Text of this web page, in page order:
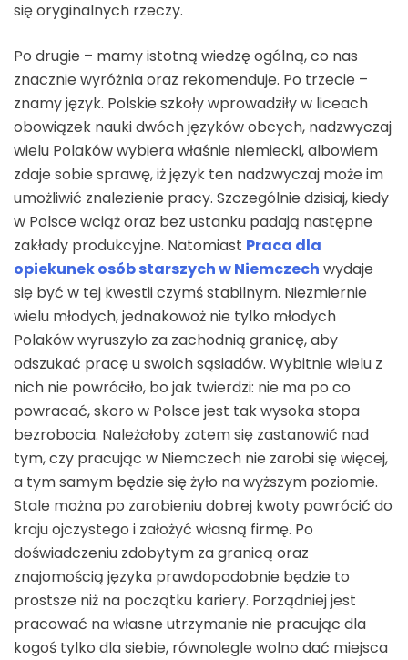
się oryginalnych rzeczy.
Po drugie – mamy istotną wiedzę ogólną, co nas
znacznie wyróżnia oraz rekomenduje. Po trzecie –
znamy język. Polskie szkoły wprowadziły w liceach
obowiązek nauki dwóch języków obcych, nadzwyczaj
wielu Polaków wybiera właśnie niemiecki, albowiem
zdaje sobie sprawę, iż język ten nadzwyczaj może im
umożliwić znalezienie pracy. Szczególnie dzisiaj, kiedy
w Polsce wciąż oraz bez ustanku padają następne
zakłady produkcyjne. Natomiast Praca dla
opiekunek osób starszych w Niemczech wydaje
się być w tej kwestii czymś stabilnym. Niezmiernie
wielu młodych, jednakowoż nie tylko młodych
Polaków wyruszyło za zachodnią granicę, aby
odszukać pracę u swoich sąsiadów. Wybitnie wielu z
nich nie powróciło, bo jak twierdzi: nie ma po co
powracać, skoro w Polsce jest tak wysoka stopa
bezrobocia. Należałoby zatem się zastanowić nad
tym, czy pracując w Niemczech nie zarobi się więcej,
a tym samym będzie się żyło na wyższym poziomie.
Stale można po zarobieniu dobrej kwoty powrócić do
kraju ojczystego i założyć własną firmę. Po
doświadczeniu zdobytym za granicą oraz
znajomością języka prawdopodobnie będzie to
prostsze niż na początku kariery. Porządniej jest
pracować na własne utrzymanie nie pracując dla
kogoś tylko dla siebie, równolegle wolno dać miejsca